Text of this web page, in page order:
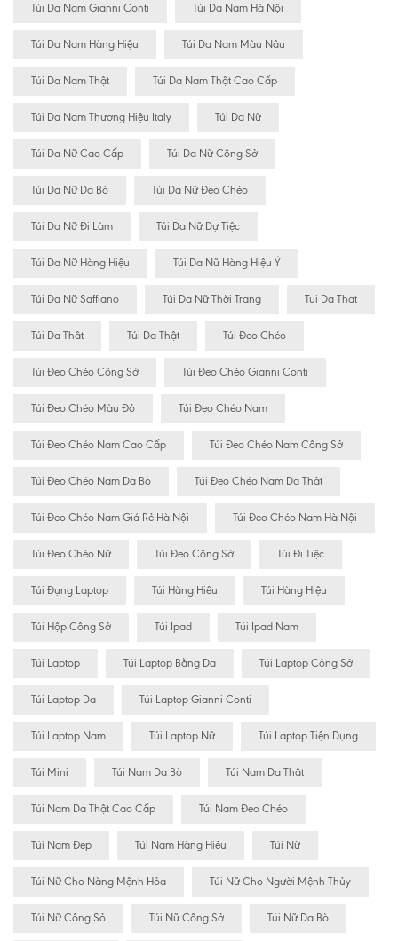
Túi Da Nam Gianni Conti Túi Da Nam Hà Nội
Túi Da Nam Hàng Hiệu Túi Da Nam Màu Nâu
Túi Da Nam Thật Túi Da Nam Thật Cao Cấp
Túi Da Nam Thương Hiệu Italy Túi Da Nữ
Túi Da Nữ Cao Cấp Túi Da Nữ Công Sở
Túi Da Nữ Da Bò Túi Da Nữ Đeo Chéo
Túi Da Nữ Đi Làm Túi Da Nữ Dự Tiệc
Túi Da Nữ Hàng Hiệu Túi Da Nữ Hàng Hiệu Ý
Túi Da Nữ Saffiano Túi Da Nữ Thời Trang Tui Da That
Túi Da Thât Túi Da Thật Túi Đeo Chéo
Túi Đeo Chéo Công Sở Túi Đeo Chéo Gianni Conti
Túi Đeo Chéo Màu Đỏ Túi Đeo Chéo Nam
Túi Đeo Chéo Nam Cao Cấp Túi Đeo Chéo Nam Công Sở
Túi Đeo Chéo Nam Da Bò Túi Đeo Chéo Nam Da Thật
Túi Đeo Chéo Nam Giá Rẻ Hà Nội Túi Đeo Chéo Nam Hà Nội
Túi Đeo Chéo Nữ Túi Đeo Công Sở Túi Đi Tiệc
Túi Đựng Laptop Túi Hàng Hiêu Túi Hàng Hiệu
Túi Hộp Công Sở Túi Ipad Túi Ipad Nam
Túi Laptop Túi Laptop Bằng Da Túi Laptop Công Sở
Túi Laptop Da Túi Laptop Gianni Conti
Túi Laptop Nam Túi Laptop Nữ Túi Laptop Tiện Dụng
Túi Mini Túi Nam Da Bò Túi Nam Da Thật
Túi Nam Da Thật Cao Cấp Túi Nam Đeo Chéo
Túi Nam Đẹp Túi Nam Hàng Hiệu Túi Nữ
Túi Nữ Cho Nàng Mệnh Hỏa Túi Nữ Cho Người Mệnh Thủy
Túi Nữ Công Sỏ Túi Nữ Công Sở Túi Nữ Da Bò